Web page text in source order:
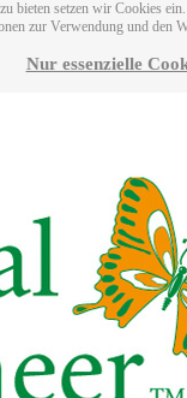
bieten setzen wir Cookies
zur Verwendung und den
Nur essenzielle